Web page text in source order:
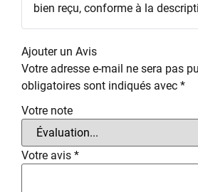
bien reçu, conforme à la
Ajouter un Avis
Votre adresse e-mail ne sera pas
obligatoires sont indiqués avec *
Votre note
Votre avis *